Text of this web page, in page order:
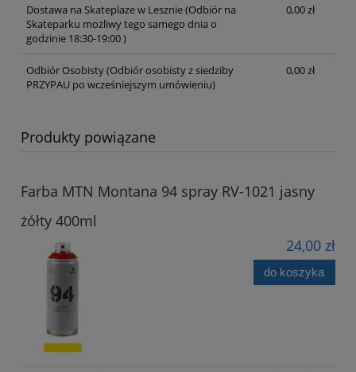
Dostawa na Skateplaze w Lesznie(Odbiór na
Skateparku możliwy tego samego dnia o
godzinie 18:30-19:00 )
0,00 zł
Odbiór Osobisty(Odbiór osobisty z siedziby
PRZYPAU po wcześniejszym umówieniu)
0,00 zł
Produkty powiązane
Farba MTN Montana 94 spray RV-1021 jasny
żółty 400ml
24,00 zł
do koszyka